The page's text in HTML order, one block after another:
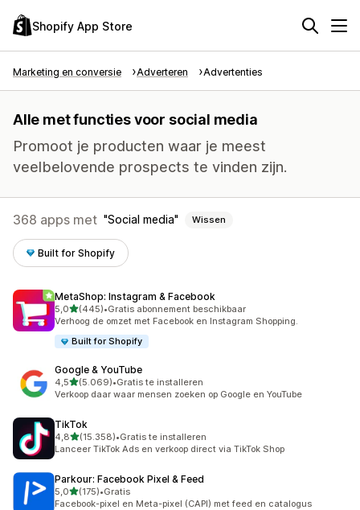
Shopify App Store
Marketing en conversie Adverteren Advertenties
Alle met functies voor social media
Promoot je producten waar je meest
veelbelovende prospects te vinden zijn.
368 apps met Social media Wissen
Built for Shopify
MetaShop: Instagram & Facebook
5,0van 5 sterren
(445)
445 recensies in totaal
•Gratis abonnement beschikbaar
Verhoog de omzet met Facebook en Instagram Shopping.
Built for Shopify
Google & YouTube
4,5van 5 sterren
(5.069)
5069 recensies in totaal
•Gratis te installeren
Verkoop daar waar mensen zoeken op Google en YouTube
TikTok
4,8van 5 sterren
(15.358)
15358 recensies in totaal
•Gratis te installeren
Lanceer TikTok Ads en verkoop direct via TikTok Shop
Parkour: Facebook Pixel & Feed
5,0van 5 sterren
(175)
175 recensies in totaal
•Gratis
Facebook-pixel en Meta-pixel (CAPI) met feed en catalogus